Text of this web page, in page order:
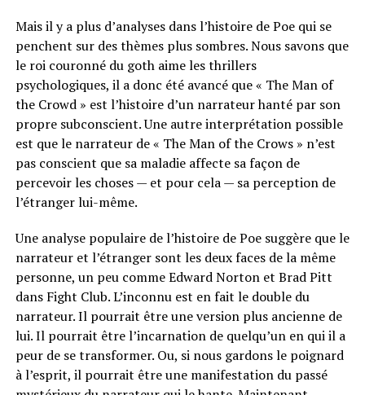
Mais il y a plus d’analyses dans l’histoire de Poe qui se
penchent sur des thèmes plus sombres. Nous savons que
le roi couronné du goth aime les thrillers
psychologiques, il a donc été avancé que « The Man of
the Crowd » est l’histoire d’un narrateur hanté par son
propre subconscient. Une autre interprétation possible
est que le narrateur de « The Man of the Crows » n’est
pas conscient que sa maladie affecte sa façon de
percevoir les choses — et pour cela — sa perception de
l’étranger lui-même.
Une analyse populaire de l’histoire de Poe suggère que le
narrateur et l’étranger sont les deux faces de la même
personne, un peu comme Edward Norton et Brad Pitt
dans Fight Club. L’inconnu est en fait le double du
narrateur. Il pourrait être une version plus ancienne de
lui. Il pourrait être l’incarnation de quelqu’un en qui il a
peur de se transformer. Ou, si nous gardons le poignard
à l’esprit, il pourrait être une manifestation du passé